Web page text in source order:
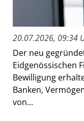
20.07.2026, 09:34
Der neu
Eidgenössischen
Bewilligung
Banken,
von...